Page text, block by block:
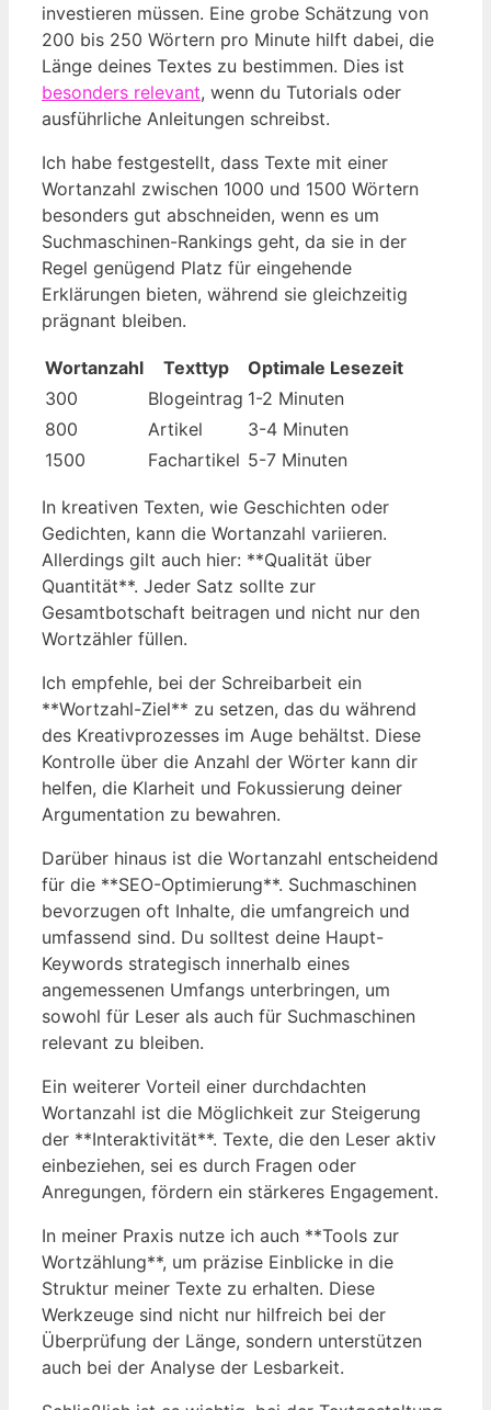
investieren müssen. Eine grobe Schätzung von
200 bis 250 Wörtern pro Minute hilft dabei, die
Länge deines Textes zu bestimmen. Dies ist
besonders relevant, wenn du Tutorials oder
ausführliche Anleitungen schreibst.
Ich habe festgestellt, dass Texte mit einer
Wortanzahl zwischen 1000 und 1500 Wörtern
besonders gut abschneiden, wenn es um
Suchmaschinen-Rankings geht, da sie in der
Regel genügend Platz für eingehende
Erklärungen bieten, während sie gleichzeitig
prägnant bleiben.
Wortanzahl Texttyp
Optimale Lesezeit
300
Blogeintrag 1-2 Minuten
800
Artikel
3-4 Minuten
1500
Fachartikel 5-7 Minuten
In kreativen Texten, wie Geschichten oder
Gedichten, kann die Wortanzahl variieren.
Allerdings gilt auch hier: **Qualität über
Quantität**. Jeder Satz sollte zur
Gesamtbotschaft beitragen und nicht nur den
Wortzähler füllen.
Ich empfehle, bei der Schreibarbeit ein
**Wortzahl-Ziel** zu setzen, das du während
des Kreativprozesses im Auge behältst. Diese
Kontrolle über die Anzahl der Wörter kann dir
helfen, die Klarheit und Fokussierung deiner
Argumentation zu bewahren.
Darüber hinaus ist die Wortanzahl entscheidend
für die **SEO-Optimierung**. Suchmaschinen
bevorzugen oft Inhalte, die umfangreich und
umfassend sind. Du solltest deine Haupt-
Keywords strategisch innerhalb eines
angemessenen Umfangs unterbringen, um
sowohl für Leser als auch für Suchmaschinen
relevant zu bleiben.
Ein weiterer Vorteil einer durchdachten
Wortanzahl ist die Möglichkeit zur Steigerung
der **Interaktivität**. Texte, die den Leser aktiv
einbeziehen, sei es durch Fragen oder
Anregungen, fördern ein stärkeres Engagement.
In meiner Praxis nutze ich auch **Tools zur
Wortzählung**, um präzise Einblicke in die
Struktur meiner Texte zu erhalten. Diese
Werkzeuge sind nicht nur hilfreich bei der
Überprüfung der Länge, sondern unterstützen
auch bei der Analyse der Lesbarkeit.